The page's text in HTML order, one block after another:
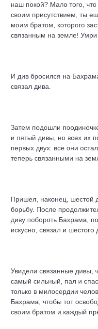
наш покой? Мало того,
своим присутствием, ты
моим братом, которого
связанным на земле! Умри
И див бросился на
связал дива.
Затем подошли
и пятый дивы, но всех их
первых двух: все они
теперь связанными на
Пришел, наконец, шестой
борьбу. После
диву побороть Бахрама,
искусно, связал и шестого
Увидели связанные дивы,
самый сильный, пал и
только в милосердии
Бахрама, чтобы тот
своим братом и каждый